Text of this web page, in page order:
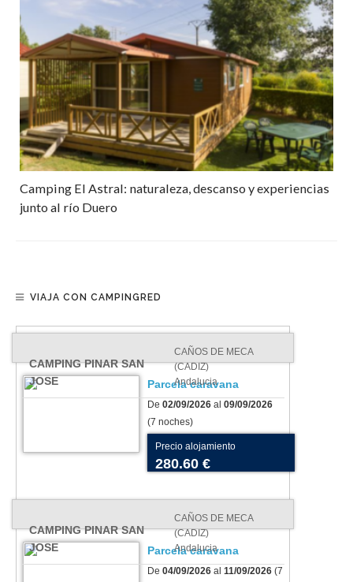
Camping El Astral: naturaleza, descanso y experiencias
junto al río Duero
VIAJA CON CAMPINGRED
CAMPING PINAR SAN
JOSE
CAÑOS DE MECA
(CADIZ)
Andalucia
Parcela caravana
De 02/09/2026 al 09/09/2026
(7 noches)
Precio alojamiento
280.60 €
CAMPING PINAR SAN
JOSE
CAÑOS DE MECA
(CADIZ)
Andalucia
Parcela caravana
De 04/09/2026 al 11/09/2026 (7